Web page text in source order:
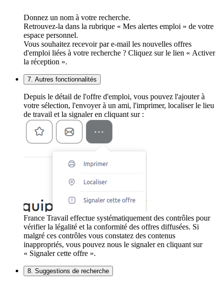
Donnez un nom à votre recherche.
Retrouvez-la dans la rubrique « Mes alertes emploi » de votre
espace personnel.
Vous souhaitez recevoir par e-mail les nouvelles offres
d'emploi liées à votre recherche ? Cliquez sur le lien « Activer
la réception ».
7. Autres fonctionnalités
Depuis le détail de l'offre d'emploi, vous pouvez l'ajouter à
votre sélection, l'envoyer à un ami, l'imprimer, localiser le lieu
de travail et la signaler en cliquant sur :
France Travail effectue systématiquement des contrôles pour
vérifier la légalité et la conformité des offres diffusées. Si
malgré ces contrôles vous constatez des contenus
inappropriés, vous pouvez nous le signaler en cliquant sur
« Signaler cette offre ».
8. Suggestions de recherche